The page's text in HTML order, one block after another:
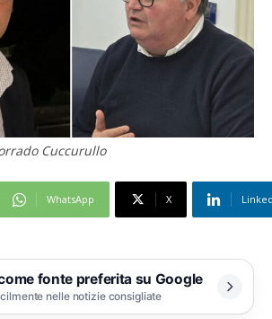
Cuccurullo
WhatsApp X
fonte preferita su Google
nelle notizie consigliate